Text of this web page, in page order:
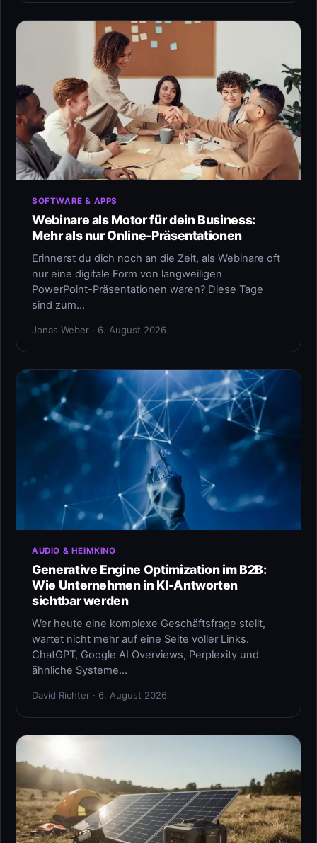
SOFTWARE & APPS
Webinare als Motor für dein Business:
Mehr als nur Online-Präsentationen
Erinnerst du dich noch an die Zeit, als Webinare oft
nur eine digitale Form von langweiligen
PowerPoint-Präsentationen waren? Diese Tage
sind zum…
Jonas Weber · 6. August 2026
AUDIO & HEIMKINO
Generative Engine Optimization im B2B:
Wie Unternehmen in KI-Antworten
sichtbar werden
Wer heute eine komplexe Geschäftsfrage stellt,
wartet nicht mehr auf eine Seite voller Links.
ChatGPT, Google AI Overviews, Perplexity und
ähnliche Systeme…
David Richter · 6. August 2026